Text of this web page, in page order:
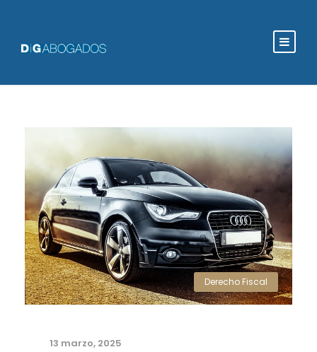
Derecho Fiscal
13 marzo, 2025